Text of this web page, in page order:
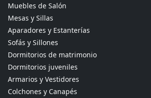
Muebles de Salón
Mesas y Sillas
Aparadores y Estanterías
Sofás y Sillones
Dormitorios de matrimonio
Dormitorios juveniles
Armarios y Vestidores
Colchones y Canapés